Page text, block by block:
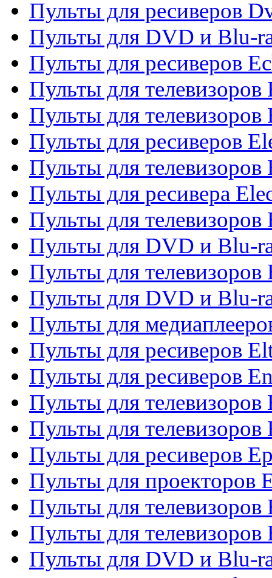
Пульты для ресиверов
Пульты для DVD и Blu-
Пульты для ресиверов
Пульты для телевизоров
Пульты для телевизоров
Пульты для ресиверов
Пульты для телевизоров
Пульты для ресивера
Пульты для телевизоров
Пульты для DVD и Blu-
Пульты для телевизоров
Пульты для DVD и Blu-
Пульты для
Пульты для ресиверов
Пульты для ресиверов
Пульты для телевизоров
Пульты для телевизоров
Пульты для ресиверов
Пульты для проекторов
Пульты для телевизоров
Пульты для телевизоров
Пульты для DVD и Blu-